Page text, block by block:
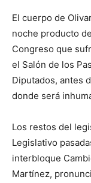
El cuerpo de
noche producto
Congreso que
el Salón de los
Diputados, antes
donde será
Los restos del
Legislativo
interbloque
Martínez,